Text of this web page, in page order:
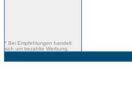
* Bei Empfehlungen handelt
sich um bezahlte Werbung.